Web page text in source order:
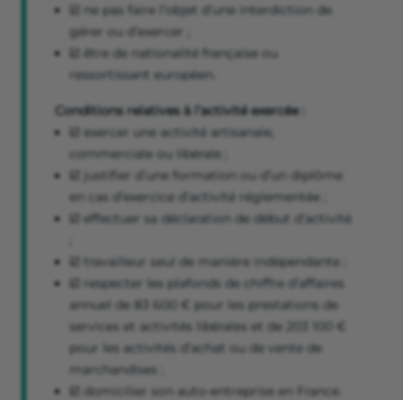
☑️ ne pas faire l’objet d’une interdiction de
gérer ou d’exercer ;
☑️ être de nationalité française ou
ressortissant européen.
Conditions relatives à l’activité exercée :
☑️ exercer une activité artisanale,
commerciale ou libérale ;
☑️ justifier d’une formation ou d’un diplôme
en cas d’exercice d’activité réglementée ;
☑️ effectuer sa déclaration de début d’activité
☑️ travailleur seul de manière indépendante ;
☑️ respecter les plafonds de chiffre d’affaires
annuel de 83 600 € pour les prestations de
services et activités libérales et de 203 100 €
pour les activités d’achat ou de vente de
marchandises ;
☑️ domicilier son auto-entreprise en France.